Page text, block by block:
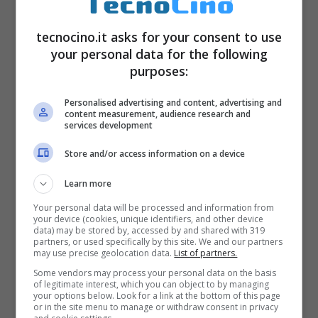
Louis Lumiereche negli anni ’20 produce
un filmato con 3-D anaglifico. Per la cronaca
The Power of Lovedel 1922. Poi negli anni
’50 un trionfo di 60 film 3D soprattutto
come
Ritorna in auge negli anni 70-80 con film
comeLo squalodiSteven Spielberg. Poi
nel 1986 ecco la tecnologia IMAX-3D che
sfrutta anaglifo,
lenti polarizzate
LCD. La primatrasmissione TV 3Dè del
1952, in bianco e nero, nell’82 a colori.
tecnocino.it asks for your consent to use
your personal data for the following
purposes:
Personalised advertising and content, advertising and
content measurement, audience research and
services development
Store and/or access information on a device
Learn more
Your personal data will be processed and information from
your device (cookies, unique identifiers, and other device
data) may be stored by, accessed by and shared with 319
partners, or used specifically by this site. We and our partners
may use precise geolocation data. List of partners.
Some vendors may process your personal data on the basis
of legitimate interest, which you can object to by managing
your options below. Look for a link at the bottom of this page
or in the site menu to manage or withdraw consent in privacy